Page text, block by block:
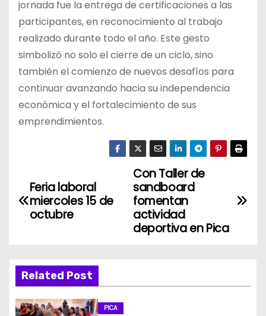
jornada fue la entrega de certificaciones a las
participantes, en reconocimiento al trabajo
realizado durante todo el año. Este gesto
simbolizó no solo el cierre de un ciclo, sino
también el comienzo de nuevos desafíos para
continuar avanzando hacia su independencia
económica y el fortalecimiento de sus
emprendimientos.
N
a
g
a
Con Taller de
sandboard
fomentan
actividad
deportiva en Pica
Feria laboral
miercoles 15 de
octubre
Related Post
PICA